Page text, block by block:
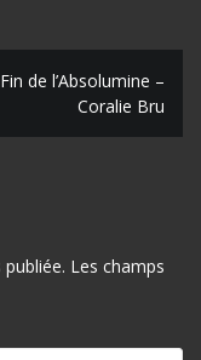
de l’Absolumine –
Coralie Bru
Les champs